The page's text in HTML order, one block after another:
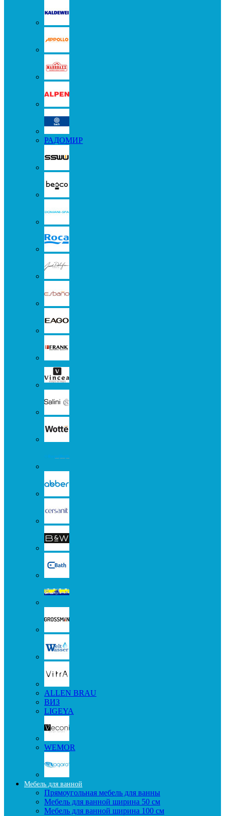
РАДОМИР
ALLEN BRAU
ВИЗ
LIGEYA
WEMOR
Мебель для ванной
Прямоугольная мебель для ванны
Мебель для ванной ширина 50 см
Мебель для ванной ширина 100 см